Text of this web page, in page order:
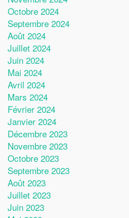
Octobre 2024
Septembre 2024
Août 2024
Juillet 2024
Juin 2024
Mai 2024
Avril 2024
Mars 2024
Février 2024
Janvier 2024
Décembre 2023
Novembre 2023
Octobre 2023
Septembre 2023
Août 2023
Juillet 2023
Juin 2023